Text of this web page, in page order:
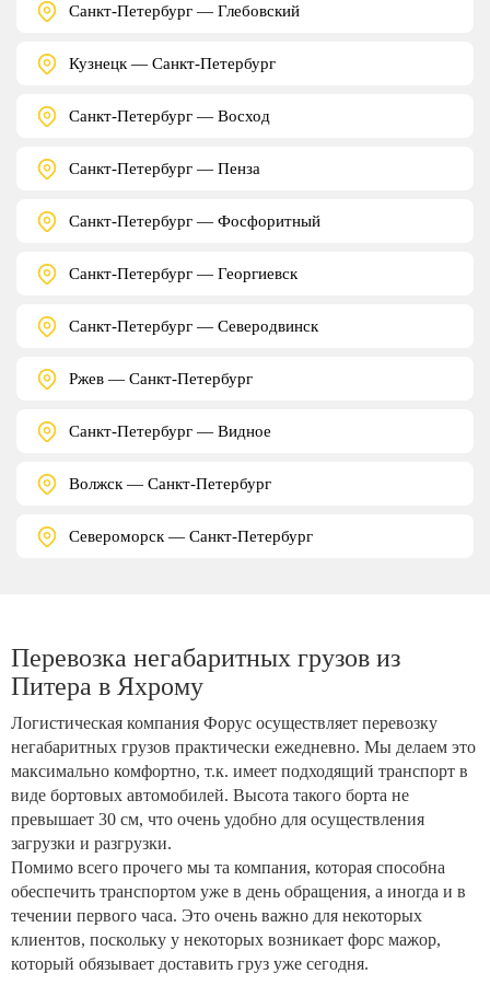
Санкт-Петербург — Глебовский
Кузнецк — Санкт-Петербург
Санкт-Петербург — Восход
Санкт-Петербург — Пенза
Санкт-Петербург — Фосфоритный
Санкт-Петербург — Георгиевск
Санкт-Петербург — Северодвинск
Ржев — Санкт-Петербург
Санкт-Петербург — Видное
Волжск — Санкт-Петербург
Североморск — Санкт-Петербург
Перевозка негабаритных грузов из
Питера в Яхрому
Логистическая компания Форус осуществляет перевозку
негабаритных грузов практически ежедневно. Мы делаем это
максимально комфортно, т.к. имеет подходящий транспорт в
виде бортовых автомобилей. Высота такого борта не
превышает 30 см, что очень удобно для осуществления
загрузки и разгрузки.
Помимо всего прочего мы та компания, которая способна
обеспечить транспортом уже в день обращения, а иногда и в
течении первого часа. Это очень важно для некоторых
клиентов, поскольку у некоторых возникает форс мажор,
который обязывает доставить груз уже сегодня.